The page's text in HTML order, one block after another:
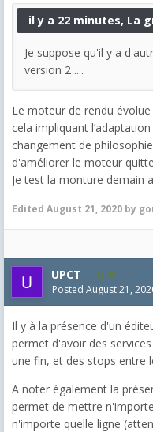
il y a 22 minutes, La
Je suppose qu'il y a
version 2 ....
Le moteur de rendu
cela impliquant
changement de
d'améliorer le moteur
Je test la monture demain
Edited August 21, 2020 by
UPCT 45
Posted August 21,
Il y à la présence d'un
permet d'avoir des
une fin, et des stops entre
A noter également la
permet de mettre
n'importe quelle ligne